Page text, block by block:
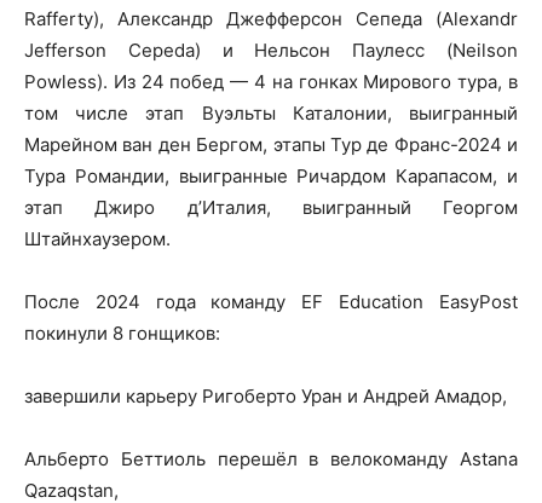
Rafferty), Александр Джефферсон Сепеда (Alexandr
Jefferson Cepeda) и Нельсон Паулесс (Neilson
Powless). Из 24 побед — 4 на гонках Мирового тура, в
том числе этап Вуэльты Каталонии, выигранный
Марейном ван ден Бергом, этапы Тур де Франс-2024 и
Тура Романдии, выигранные Ричардом Карапасом, и
этап Джиро д’Италия, выигранный Георгом
Штайнхаузером.
После 2024 года команду EF Education EasyPost
покинули 8 гонщиков:
завершили карьеру Ригоберто Уран и Андрей Амадор,
Альберто Беттиоль перешёл в велокоманду Astana
Qazaqstan,